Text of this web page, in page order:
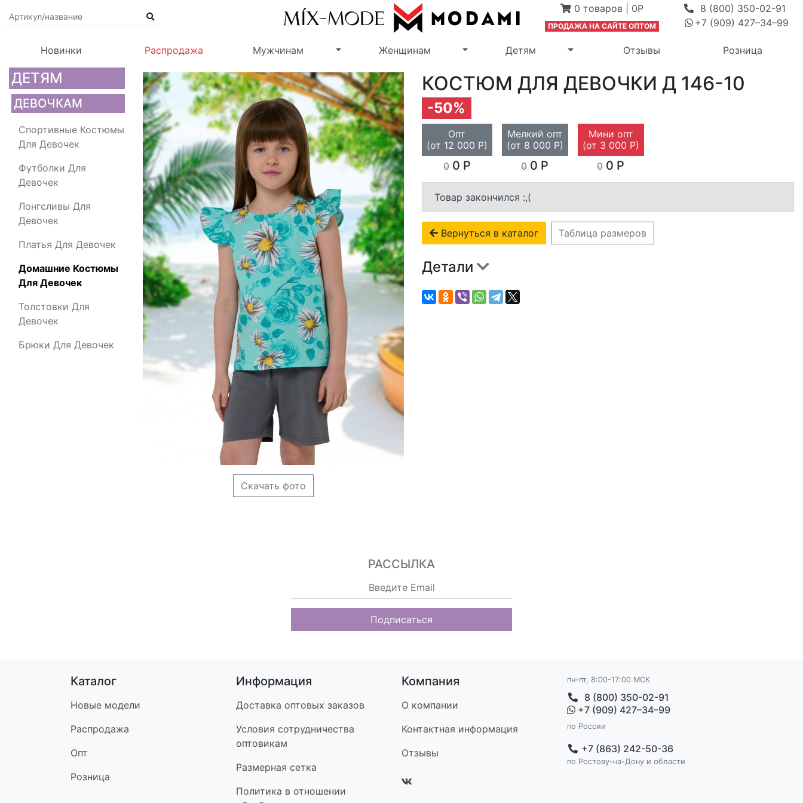
0 товаров 0Р
ПРОДАЖА НА САЙТЕ ОПТОМ
8 (800) 350-02-91
+7 (909) 427–34–99
Новинки Распродажа Мужчинам Переключить выпадающее меню
Женщинам Переключить выпадающее меню
Детям Переключить выпадающее меню
Отзывы Розница
ДЕТЯМ
ДЕВОЧКАМ
Спортивные Костюмы
Для Девочек
Футболки Для
Девочек
Лонгсливы Для
Девочек
Платья Для Девочек
Домашние Костюмы
Для Девочек
Толстовки Для
Девочек
Брюки Для Девочек
Скачать фото
КОСТЮМ ДЛЯ ДЕВОЧКИ Д 146-10
-50%
Опт
(от 12 000 Р)
00 Р
Мелкий опт
(от 8 000 Р)
00 Р
Мини опт
(от 3 000 Р)
00 Р
Товар закончился :,(
Вернуться в каталог Таблица размеров
Детали
РАССЫЛКА
Подписаться
Каталог
Новые модели
Распродажа
Опт
Розница
Информация
Доставка оптовых заказов
Условия сотрудничества
оптовикам
Размерная сетка
Политика в отношении
Компания
О компании
Контактная информация
Отзывы
пн-пт, 8:00-17:00 МСК
8 (800) 350-02-91
+7 (909) 427–34–99
по России
+7 (863) 242-50-36
по Ростову-на-Дону и области